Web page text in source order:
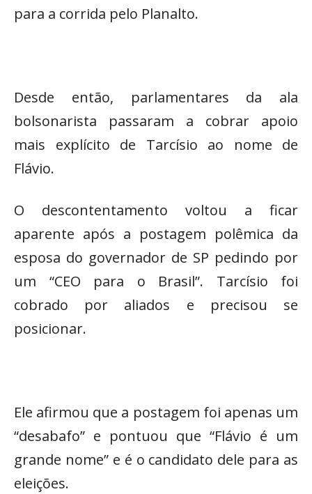
para a corrida pelo Planalto.
Desde então, parlamentares da ala
bolsonarista passaram a cobrar apoio
mais explícito de Tarcísio ao nome de
Flávio.
O descontentamento voltou a ficar
aparente após a postagem polêmica da
esposa do governador de SP pedindo por
um “CEO para o Brasil”. Tarcísio foi
cobrado por aliados e precisou se
posicionar.
Ele afirmou que a postagem foi apenas um
“desabafo” e pontuou que “Flávio é um
grande nome” e é o candidato dele para as
eleições.